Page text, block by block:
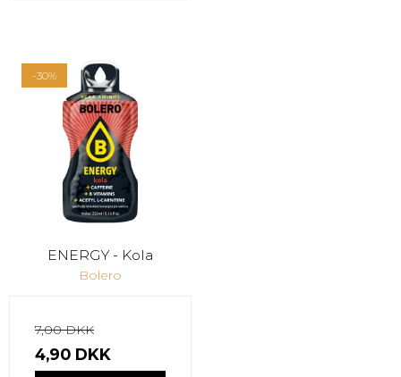
-30%
ENERGY - Kola
Bolero
7,00 DKK
4,90 DKK